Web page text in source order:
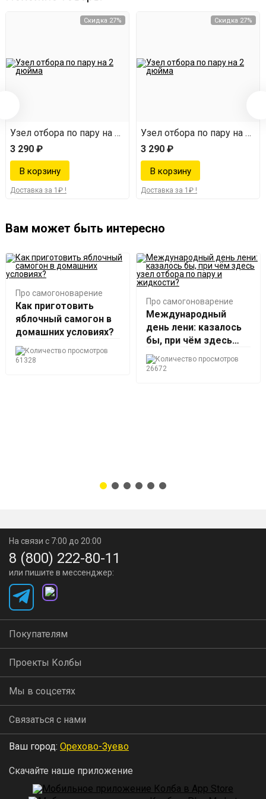
Комплектация
Электронный термометр ТА-288, 4 см
Скидка 27%
Узел отбора по пару на 2 дюйма
3 290 ₽
Доставка за 1₽ !
Скидка 27%
Узел отбора по пару на 2
3 290 ₽
Доставка за 1₽ !
Вам может быть интересно
Про самогоноварение
Как приготовить
яблочный самогон в
домашних условиях?
61328
Про самогоноварение
Международный
день лени: казалось
бы, при чём здесь
узел отбора по пару и
жидкости?
26672
На связи с 7:00 до 20:00
8 (800) 222-80-11
или пишите в мессенджер:
Покупателям
Проекты Колбы
Мы в соцсетях
Связаться с нами
Ваш город: Орехово-Зуево
Скачайте наше приложение